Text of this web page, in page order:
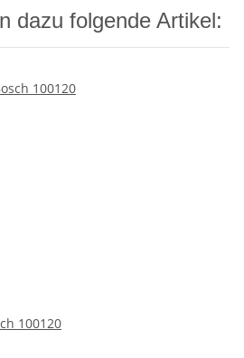
dazu folgende Artikel:
100120